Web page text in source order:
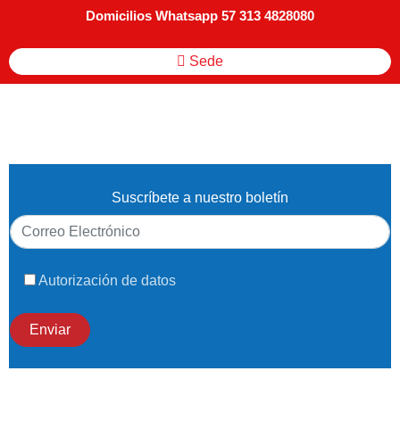
Domicilios Whatsapp 57 313 4828080
Sede
Suscríbete a nuestro boletín
Autorización de datos